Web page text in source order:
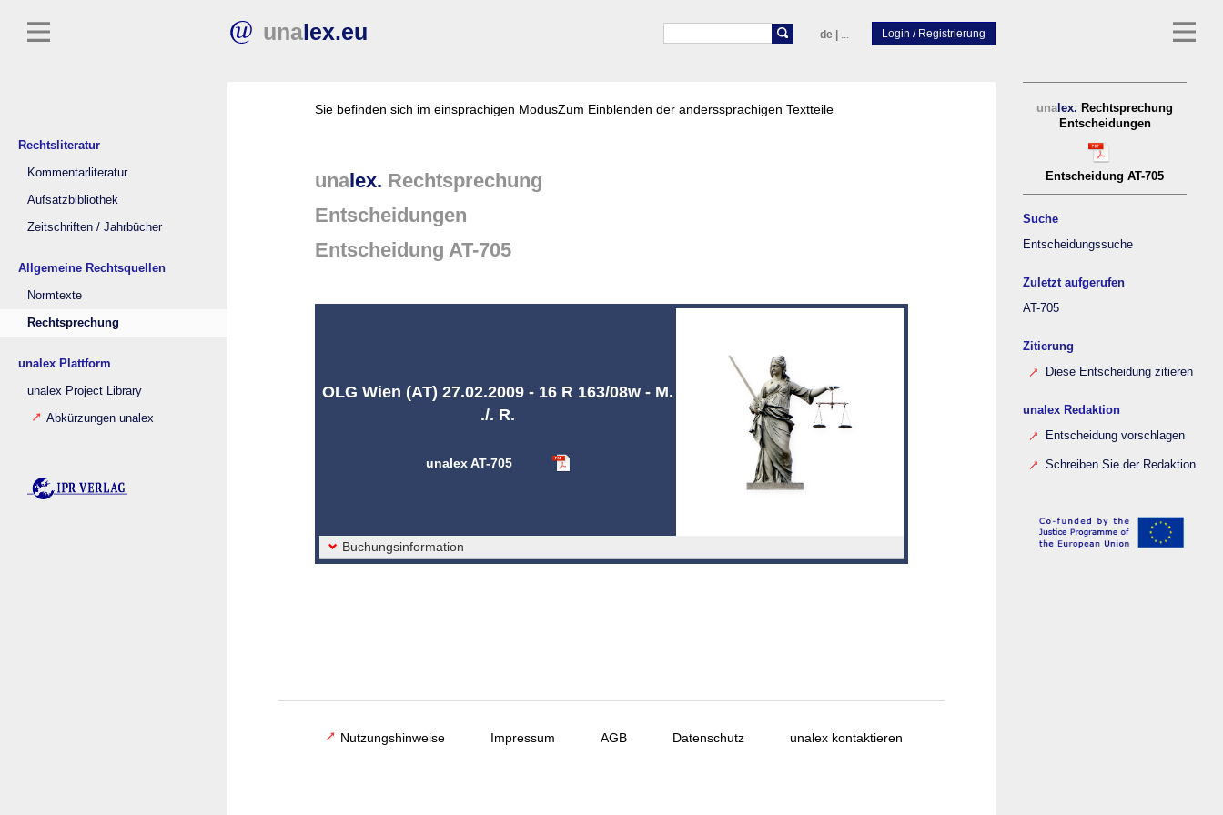
unalex.eu de |
Rechtsliteratur
Kommentarliteratur
Aufsatzbibliothek
Zeitschriften / Jahrbücher
Allgemeine Rechtsquellen
Normtexte
Rechtsprechung
unalex Plattform
unalex Project Library
Abkürzungen unalex
una lex. Rechtsprechung
Entscheidungen
Entscheidung AT-705
Suche
Entscheidungssuche
Zuletzt aufgerufen
AT-705
Zitierung
Diese Entscheidung zitieren
unalex Redaktion
Entscheidung vorschlagen
Schreiben Sie der Redaktion
Sie befinden sich im einsprachigen ModusZum Einblenden der anderssprachigen Textteile
unalex. Rechtsprechung
Entscheidungen
Entscheidung AT-705
OLG Wien (AT) 27.02.2009 - 16 R 163/08w - M.
./. R.
unalex AT-705
Buchungsinformation
Nutzungshinweise Impressum AGB Datenschutz unalex kontaktieren